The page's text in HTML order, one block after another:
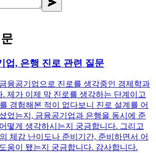
업, 은행 진로 관련 질문
융공기업으로 진로를 생각중인 경제학과
제가 이제 막 진로를 생각하는 단계이고
경험해본 적이 없다보니 진로 설계를 어
었는지, 금융공기업과 은행을 동시에 준
떻게 생각하시는지 궁금합니다. 그리고
체감 난이도나 준비기간, 준비하면서 어
움이 됐는지 궁금합니다. 감사합니다.